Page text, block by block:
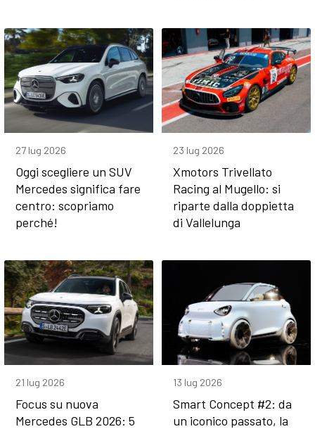
27 lug 2026
Oggi scegliere un SUV
Mercedes significa fare
centro: scopriamo
perché!
23 lug 2026
Xmotors Trivellato
Racing al Mugello: si
riparte dalla doppietta
di Vallelunga
21 lug 2026
Focus su nuova
Mercedes GLB 2026: 5
13 lug 2026
Smart Concept #2: da
un iconico passato, la